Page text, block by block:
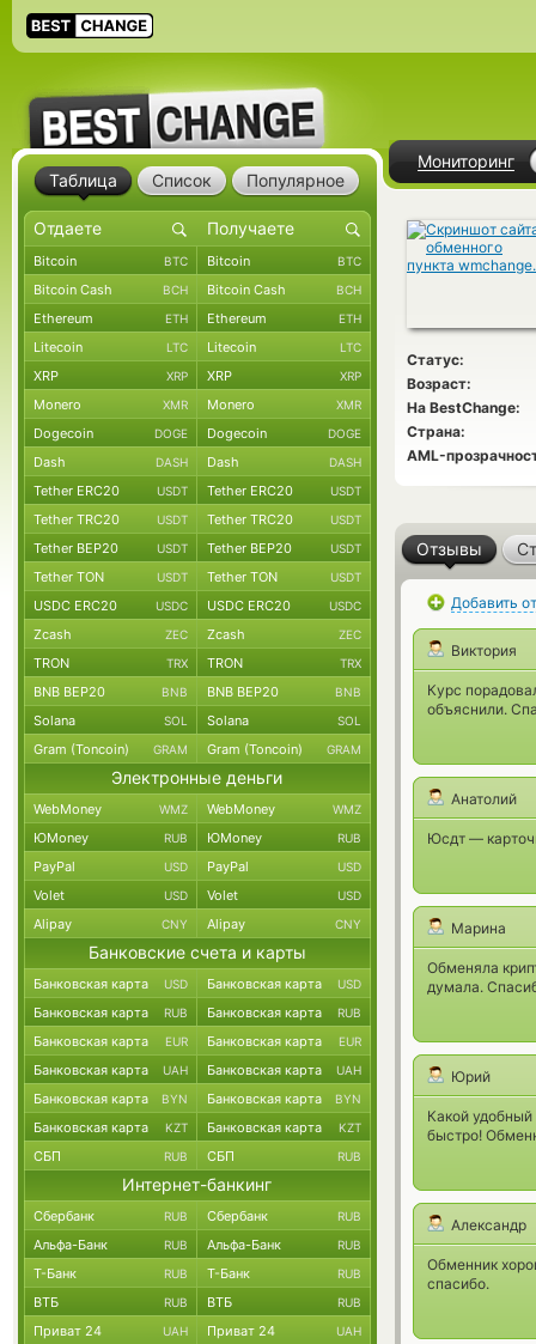
Мониторинг
Статус:
Возраст:
На BestChange:
Страна:
AML-
Отзывы
Добавить
Виктория
Курс
объяснили.
Анатолий
Юсдт —
Марина
Обменяла
думала.
Юрий
Какой
быстро!
Александр
Обменник
спасибо.
Таблица Список Популярное
Bitcoin BTC Bitcoin BTC
Bitcoin Cash BCH Bitcoin Cash BCH
Ethereum ETH Ethereum ETH
Litecoin LTC Litecoin LTC
XRP XRP XRP XRP
Monero XMR Monero XMR
Dogecoin DOGE Dogecoin DOGE
Dash DASH Dash DASH
Tether ERC20 USDT Tether ERC20 USDT
Tether TRC20 USDT Tether TRC20 USDT
Tether BEP20 USDT Tether BEP20 USDT
Tether TON USDT Tether TON USDT
USDC ERC20 USDC USDC ERC20 USDC
Zcash ZEC Zcash ZEC
TRON TRX TRON TRX
BNB BEP20 BNB BNB BEP20 BNB
Solana SOL Solana SOL
Gram (Toncoin) GRAM Gram (Toncoin) GRAM
Электронные деньги
WebMoney WMZ WebMoney WMZ
ЮMoney RUB ЮMoney RUB
PayPal USD PayPal USD
Volet USD Volet USD
Alipay CNY Alipay CNY
Банковские счета и карты
Банковская карта USD Банковская карта USD
Банковская карта RUB Банковская карта RUB
Банковская карта EUR Банковская карта EUR
Банковская карта UAH Банковская карта UAH
Банковская карта BYN Банковская карта BYN
Банковская карта KZT Банковская карта KZT
СБП RUB СБП RUB
Интернет-банкинг
Сбербанк RUB Сбербанк RUB
Альфа-Банк RUB Альфа-Банк RUB
Т-Банк RUB Т-Банк RUB
ВТБ RUB ВТБ RUB
Приват 24 UAH Приват 24 UAH